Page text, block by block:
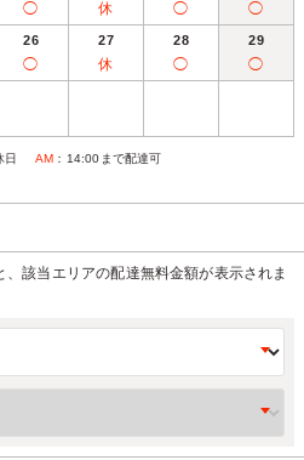
◯ 休 ◯ ◯
26
◯
27
休
28
◯
29
◯
日 AM ：14:00まで配達可
該当エリアの配達無料金額が表示されま